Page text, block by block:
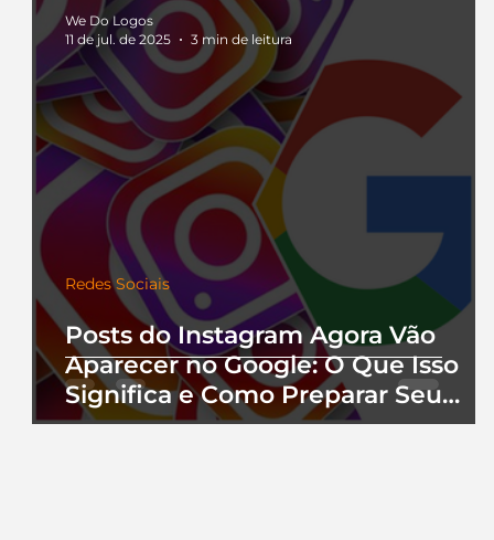
Posts do Instagram Agora Vão
Aparecer no Google: O Que Isso
Significa e Como Preparar Seu
Perfil
Redes Sociais
We Do Logos
11 de jul. de 2025
3 min de leitura